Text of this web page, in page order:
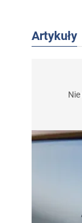
Artykuły